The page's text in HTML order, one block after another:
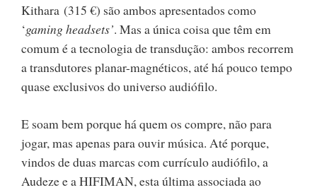
Kithara (315 €) são ambos apresentados como
‘gaming headsets’. Mas a única coisa que têm em
comum é a tecnologia de transdução: ambos recorrem
a transdutores planar-magnéticos, até há pouco tempo
quase exclusivos do universo audiófilo.
E soam bem porque há quem os compre, não para
jogar, mas apenas para ouvir música. Até porque,
vindos de duas marcas com currículo audiófilo, a
Audeze e a HIFIMAN, esta última associada ao